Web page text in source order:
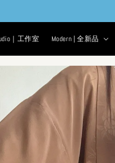
｜工作室 Modern | 全新品